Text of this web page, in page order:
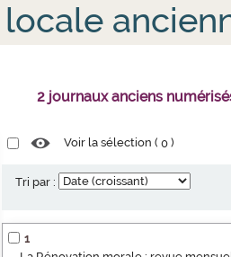
locale
2 journaux anciens
Voir la sélection (0 )
Tri par :
1